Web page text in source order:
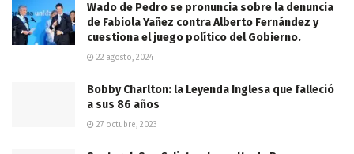
Wado de Pedro se pronuncia sobre la denuncia
de Fabiola Yañez contra Alberto Fernández y
cuestiona el juego político del Gobierno.
22 agosto, 2024
Bobby Charlton: la Leyenda Inglesa que falleció
a sus 86 años
27 octubre, 2023